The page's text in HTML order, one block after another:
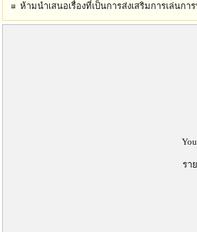
ห้ามนำเสนอเรื่องที่เป็นการส่งเสริมการเล่นก
รา